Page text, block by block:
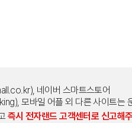
네이버 스마트스토어
모바일 어플 외 다른 사이트는
즉시 전자랜드 고객센터로 신고해